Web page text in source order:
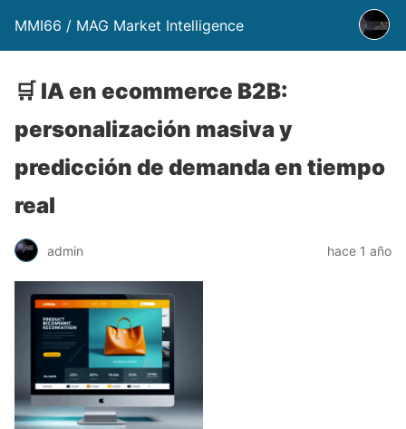
MMI66 / MAG Market Intelligence
🛒 IA en ecommerce B2B:
personalización masiva y
predicción de demanda en tiempo
real
admin hace 1 año